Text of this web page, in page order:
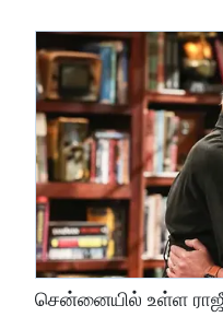
சென்னையில் உள்ள